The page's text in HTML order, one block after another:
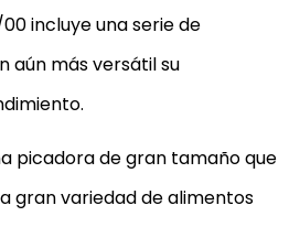
HR1671/90 -
800W, PICADOR XL,
METÁLICA,
incluye una serie de
aún más versátil su
picadora de gran tamaño que
gran variedad de alimentos